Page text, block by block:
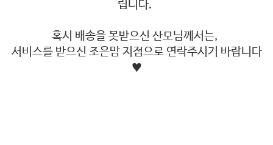
립니다.
혹시 배송을 못받으신 산모님께서는,
서비스를 받으신 조은맘 지점으로 연락주시기 바랍니다
♥